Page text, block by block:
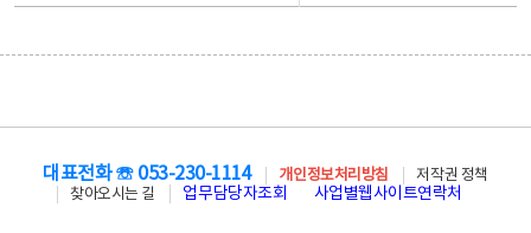
대표전화 ☏ 053-230-1114 개인정보처리방침
저작권 정책
찾아오시는 길
업무담당자조회 사업별웹사이트연락처